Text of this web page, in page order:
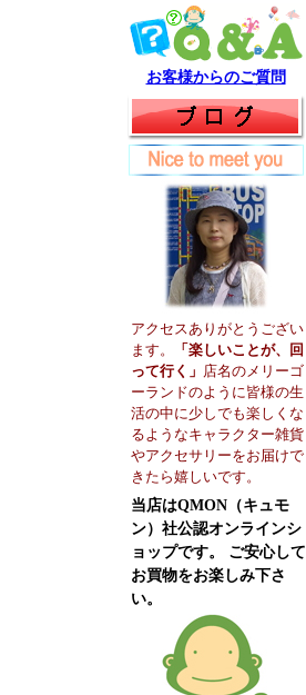
お客様からのご質問
アクセスありがとうござい
ます。
「楽しいことが、回
って行く」 店名のメリーゴ
ーランドのように皆様の生
活の中に少しでも楽しくな
るようなキャラクター雑貨
やアクセサリーをお届けで
きたら嬉しいです。
当店はQMON（キュモ
ン）社公認オンラインシ
ョップです。 ご安心して
お買物をお楽しみ下さ
い。